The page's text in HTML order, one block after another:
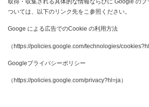
取得・収集される具体的な情報ならびに Google のプ
ついては、以下のリンク先をこ参照ください。
Googe による広告でのCookie の利用方法
（https://policies.google.com/technologies/
Googleプライパシーボリシー
（https://policies.google.com/privacy?hl=ja）